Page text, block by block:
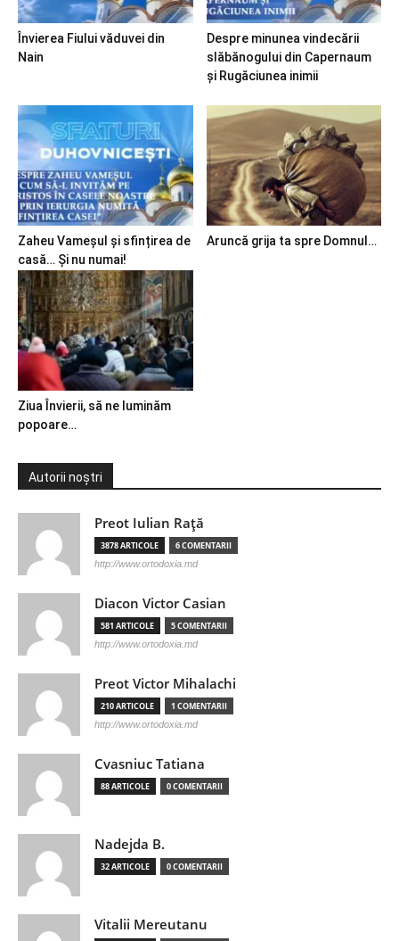
Învierea Fiului văduvei din
Nain
Despre minunea vindecării
slăbănogului din Capernaum
și Rugăciunea inimii
Zaheu Vameșul și sfințirea de
casă… Și nu numai!
Aruncă grija ta spre Domnul…
Ziua Învierii, să ne luminăm
popoare…
Autorii noștri
Preot Iulian Raţă
3878 ARTICOLE 6 COMENTARII
http://www.ortodoxia.md
Diacon Victor Casian
581 ARTICOLE 5 COMENTARII
http://www.ortodoxia.md
Preot Victor Mihalachi
210 ARTICOLE 1 COMENTARII
http://www.ortodoxia.md
Cvasniuc Tatiana
88 ARTICOLE 0 COMENTARII
Nadejda B.
32 ARTICOLE 0 COMENTARII
Vitalii Mereutanu